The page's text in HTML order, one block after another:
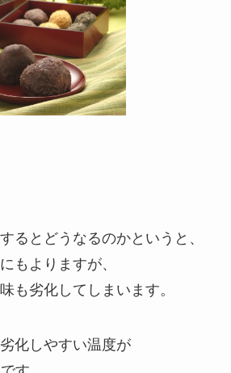
るとどうなるのかというと、
もよりますが、
も劣化してしまいます。
化しやすい温度が